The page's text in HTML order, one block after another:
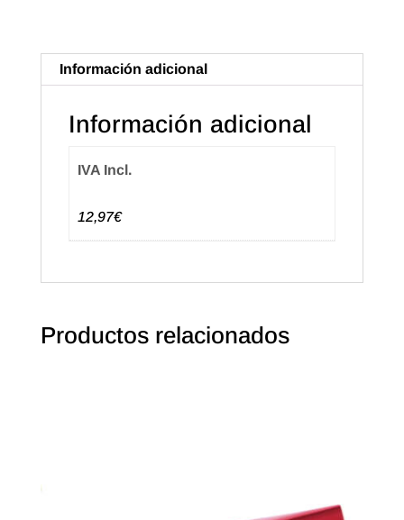
Oscuro
Mate
(50u.)
cantidad
Información adicional
Información adicional
IVA Incl.
12,97€
Productos relacionados